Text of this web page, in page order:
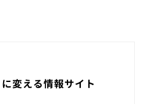
変える情報サイト